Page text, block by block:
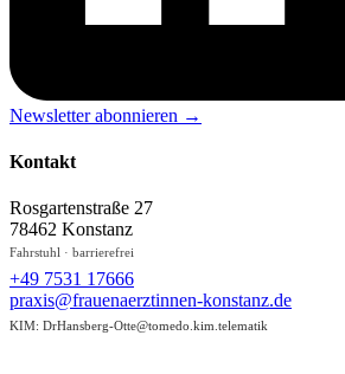
Newsletter abonnieren →
Kontakt
Rosgartenstraße 27
78462 Konstanz
Fahrstuhl · barrierefrei
+49 7531 17666
praxis@frauenaerztinnen-konstanz.de
KIM: DrHansberg-Otte@tomedo.kim.telematik